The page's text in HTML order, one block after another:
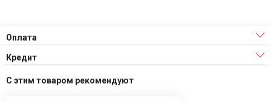
Оплата
Кредит
С этим товаром рекомендуют